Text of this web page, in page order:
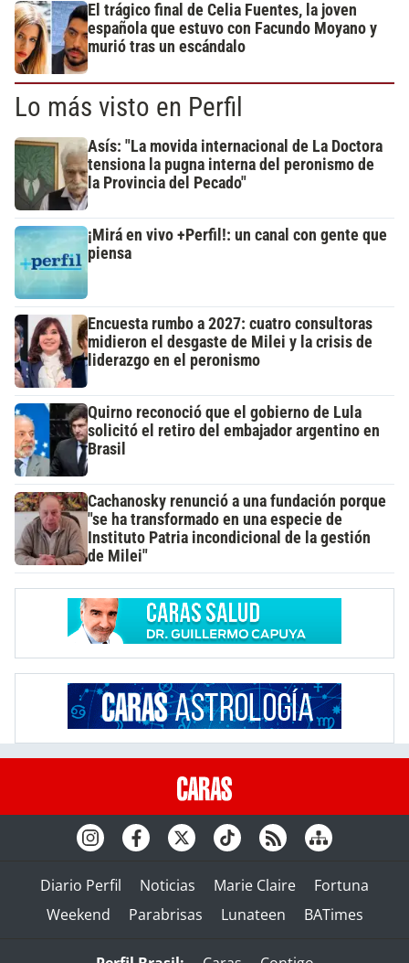
El trágico final de Celia Fuentes, la joven
española que estuvo con Facundo Moyano y
murió tras un escándalo
Lo más visto en Perfil
Asís: "La movida internacional de La Doctora
tensiona la pugna interna del peronismo de
la Provincia del Pecado"
¡Mirá en vivo +Perfil!: un canal con gente que
piensa
Encuesta rumbo a 2027: cuatro consultoras
midieron el desgaste de Milei y la crisis de
liderazgo en el peronismo
Quirno reconoció que el gobierno de Lula
solicitó el retiro del embajador argentino en
Brasil
Cachanosky renunció a una fundación porque
"se ha transformado en una especie de
Instituto Patria incondicional de la gestión
de Milei"
Diario Perfil Noticias Marie Claire
Fortuna
Weekend
Parabrisas Lunateen BATimes